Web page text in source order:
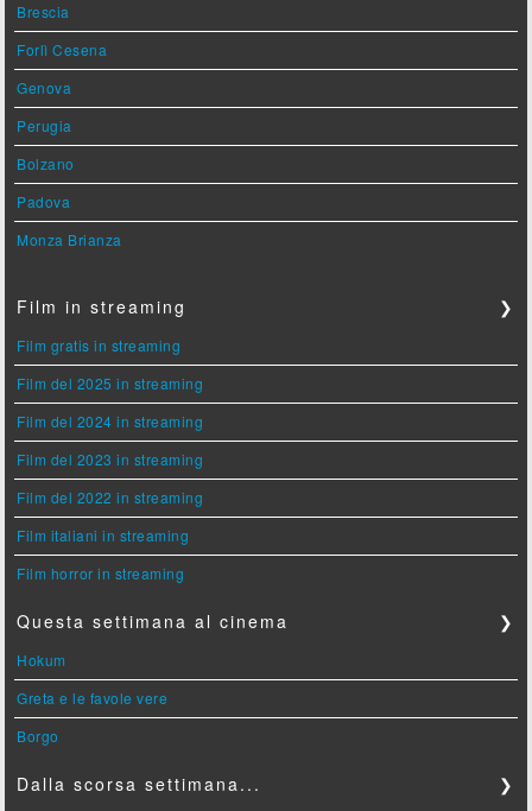
Brescia
Forlì Cesena
Genova
Perugia
Bolzano
Padova
Monza Brianza
Film in streaming ❯
Film gratis in streaming
Film del 2025 in streaming
Film del 2024 in streaming
Film del 2023 in streaming
Film del 2022 in streaming
Film italiani in streaming
Film horror in streaming
Questa settimana al cinema ❯
Hokum
Greta e le favole vere
Borgo
Dalla scorsa settimana... ❯